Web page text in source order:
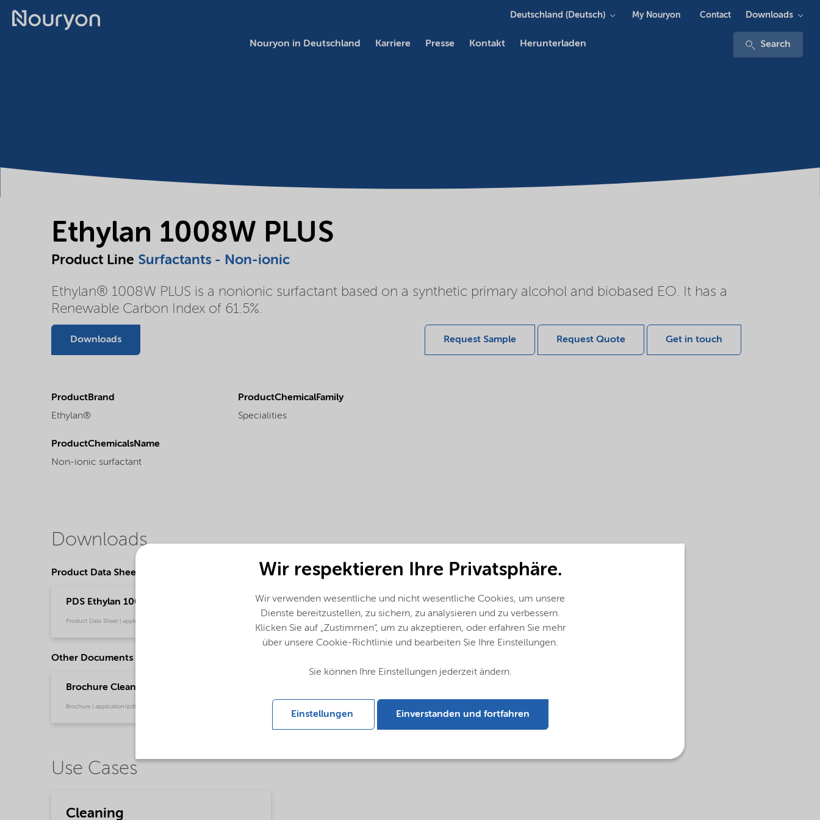
Nouryon in Deutschland Karriere Presse Kontakt Herunterladen Search
Deutschland (Deutsch) My Nouryon Contact Downloads
Ethylan 1008W PLUS
Product Line Surfactants - Non-ionic
Ethylan® 1008W PLUS is a nonionic surfactant based on a synthetic primary alcohol and biobased EO. It has a
Renewable Carbon Index of 61.5%.
Downloads Request Sample Request Quote Get in touch
ProductBrand
Ethylan®
ProductChemicalFamily
Specialities
ProductChemicalsName
Non-ionic surfactant
Downloads
Product Data Sheets
PDS Ethylan 1008W PLUS - emeia (English)
Product Data Sheet | application/pdf (35,9 KB) | English
Other Documents
Brochure Cleaning - EMEA product catalog (English)
Brochure | application/pdf (13 MB) | English
Use Cases
Cleaning
Wir respektieren Ihre Privatsphäre.
Wir verwenden wesentliche und nicht wesentliche Cookies, um unsere
Dienste bereitzustellen, zu sichern, zu analysieren und zu verbessern.
Klicken Sie auf „Zustimmen“, um zu akzeptieren, oder erfahren Sie mehr
über unsere Cookie-Richtlinie und bearbeiten Sie Ihre Einstellungen.
Sie können Ihre Einstellungen jederzeit ändern.
Einstellungen Einverstanden und fortfahren